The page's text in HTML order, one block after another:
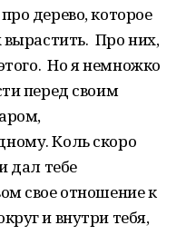
дерево, которое
вырастить. Про них,
Но я немножко
перед своим
Коль скоро
дал тебе
свое отношение к
и внутри тебя,